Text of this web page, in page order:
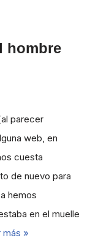
hombre
parecer
web, en
cuesta
de nuevo para
hemos
en el muelle
más »